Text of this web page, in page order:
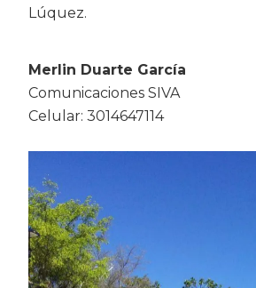
Lúquez.
Merlin Duarte García
Comunicaciones SIVA
Celular: 3014647114